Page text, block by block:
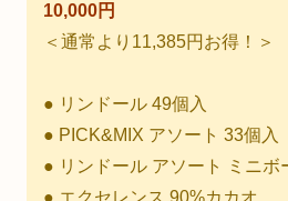
10,000円
＜通常より11,385円お得！＞
● リンドール 49個入
● PICK&MIX アソート 33個入
● リンドール アソート ミニボ